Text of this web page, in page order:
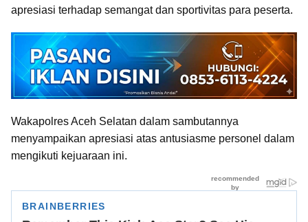
apresiasi terhadap semangat dan sportivitas para peserta.
Wakapolres Aceh Selatan dalam sambutannya
menyampaikan apresiasi atas antusiasme personel dalam
mengikuti kejuaraan ini.